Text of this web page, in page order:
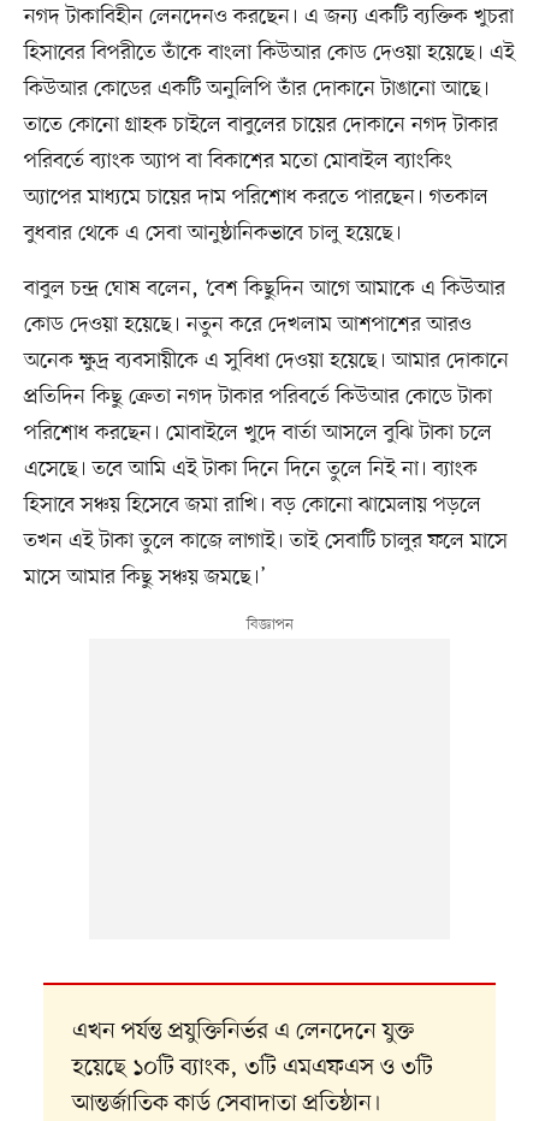
নগদ টাকাবিহীন লেনদেনও করছেন। এ জন্য একটি ব্যক্তিক খুচরা
হিসাবের বিপরীতে তাঁকে বাংলা কিউআর কোড দেওয়া হয়েছে। এই
কিউআর কোডের একটি অনুলিপি তাঁর দোকানে টাঙানো আছে।
তাতে কোনো গ্রাহক চাইলে বাবুলের চায়ের দোকানে নগদ টাকার
পরিবর্তে ব্যাংক অ্যাপ বা বিকাশের মতো মোবাইল ব্যাংকিং
অ্যাপের মাধ্যমে চায়ের দাম পরিশোধ করতে পারছেন। গতকাল
বুধবার থেকে এ সেবা আনুষ্ঠানিকভাবে চালু হয়েছে।
বাবুল চন্দ্র ঘোষ বলেন, ‘বেশ কিছুদিন আগে আমাকে এ কিউআর
কোড দেওয়া হয়েছে। নতুন করে দেখলাম আশপাশের আরও
অনেক ক্ষুদ্র ব্যবসায়ীকে এ সুবিধা দেওয়া হয়েছে। আমার দোকানে
প্রতিদিন কিছু ক্রেতা নগদ টাকার পরিবর্তে কিউআর কোডে টাকা
পরিশোধ করছেন। মোবাইলে খুদে বার্তা আসলে বুঝি টাকা চলে
এসেছে। তবে আমি এই টাকা দিনে দিনে তুলে নিই না। ব্যাংক
হিসাবে সঞ্চয় হিসেবে জমা রাখি। বড় কোনো ঝামেলায় পড়লে
তখন এই টাকা তুলে কাজে লাগাই। তাই সেবাটি চালুর ফলে মাসে
মাসে আমার কিছু সঞ্চয় জমছে।’
এখন পর্যন্ত প্রযুক্তিনির্ভর এ লেনদেনে যুক্ত
হয়েছে ১০টি ব্যাংক, ৩টি এমএফএস ও ৩টি
আন্তর্জাতিক কার্ড সেবাদাতা প্রতিষ্ঠান।